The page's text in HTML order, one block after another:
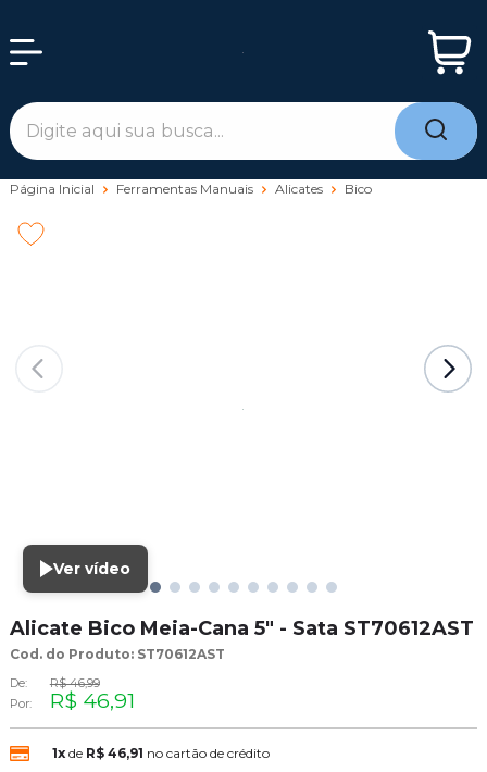
Página Inicial Ferramentas Manuais Alicates Bico
Ver vídeo
Alicate Bico Meia-Cana 5" - Sata ST70612AST
Cod. do Produto: ST70612AST
De:
R$ 46,99
Por:
R$ 46,91
1xde R$ 46,91 no cartão de crédito